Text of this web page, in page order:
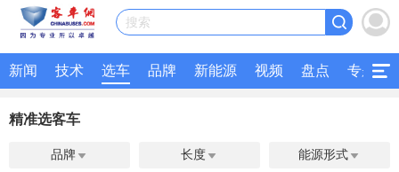
搜索
新闻 技术 选车 品牌 新能源 视频 盘点 专题
精准选客车
品牌  长度  能源形式 